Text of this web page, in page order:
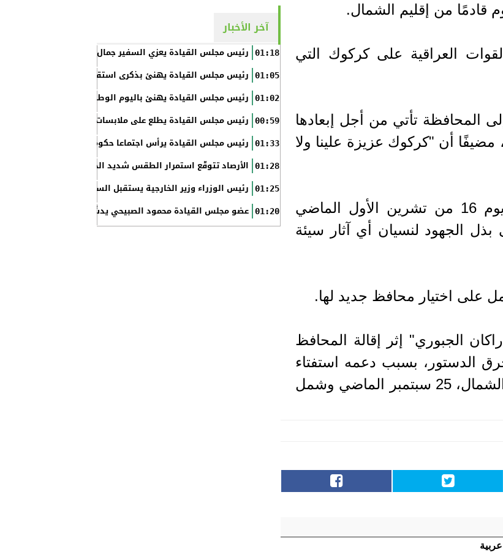
قادمًا من إقليم الشمال.
القوات العراقية على كركوك التي
المحافظة تأتي من أجل إبعادها
أن "كركوك عزيزة علينا ولا
وأضاف "نتمنى ألا تكون لأحداث يوم 16 من تشرين الأول الماضي
الجهود لنسيان أي آثار سيئة
على اختيار محافظ جديد لها.
الجبوري" إثر إقالة المحافظ
الدستور، بسبب دعمه استفتاء
الانفصال الباطل الذي أجراه إقليم الشمال، 25 سبتمبر الماضي وشمل
آخر الأخبار
01:18 رئيس مجلس القيادة يعزي السفير جمال السلال
01:05 رئيس مجلس القيادة يهنئ بذكرى استقلال الفلبين
01:02 رئيس مجلس القيادة يهنئ باليوم الوطني الروسي
00:59 رئيس مجلس القيادة يطلع على ملابسات حادثة إطلاق النار في
01:33 رئيس مجلس القيادة يرأس اجتماعا حكوميا مصغرا لدعم جهود
01:28 الأرصاد تتوقّع استمرار الطقس شديد الحرارة بالسواحل والصحاري
01:25 رئيس الوزراء وزير الخارجية يستقبل السفير الأمريكي
01:20 عضو مجلس القيادة محمود الصبيحي يدشّن اختبارات الثانوية